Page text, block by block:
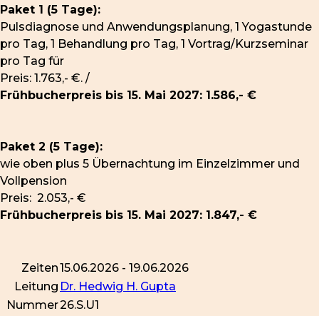
Paket 1 (5 Tage):
Pulsdiagnose und Anwendungsplanung, 1 Yogastunde
pro Tag, 1 Behandlung pro Tag, 1 Vortrag/Kurzseminar
pro Tag für
Preis: 1.763,- €. /
Frühbucherpreis bis 15. Mai 2027: 1.586,- €
Paket 2 (5 Tage):
wie oben plus 5 Übernachtung im Einzelzimmer und
Vollpension
Preis: 2.053,- €
Frühbucherpreis bis 15. Mai 2027: 1.847,- €
Zeiten15.06.2026 - 19.06.2026
Leitung Dr. Hedwig H. Gupta
Nummer26.S.U1